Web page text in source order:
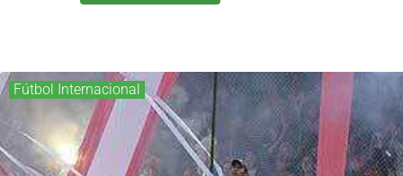
Fútbol Internacional